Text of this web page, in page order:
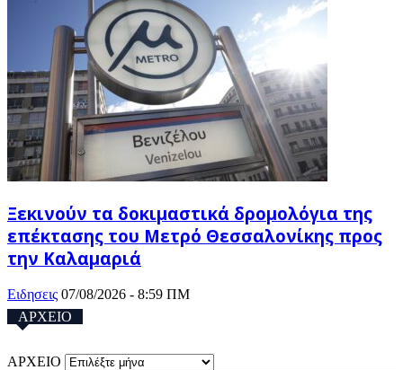
Ξεκινούν τα δοκιμαστικά δρομολόγια της
επέκτασης του Μετρό Θεσσαλονίκης προς
την Καλαμαριά
Ειδησεις 07/08/2026 - 8:59 ΠΜ
ΑΡΧΕΙΟ
ΑΡΧΕΙΟ